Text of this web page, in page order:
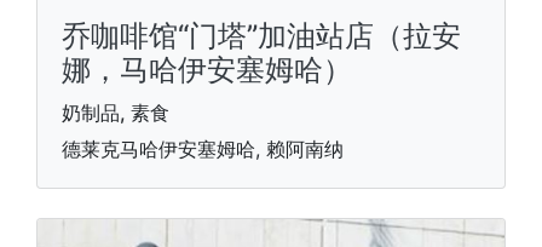
乔咖啡馆“门塔”加油站店（拉安
娜，马哈伊安塞姆哈）
奶制品, 素食
德莱克马哈伊安塞姆哈, 赖阿南纳